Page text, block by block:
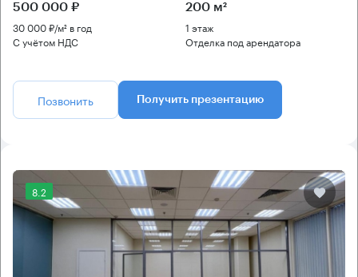
500 000 ₽
30 000 ₽/м² в год
С учётом НДС
200 м²
1 этаж
Отделка под арендатора
Позвонить Получить презентацию
8.2